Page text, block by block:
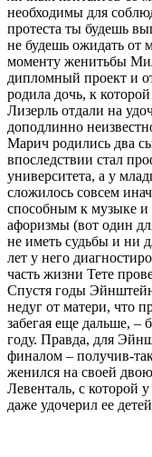
необходимы для
протеста ты будешь
не будешь ожидать от
моменту женитьбы
дипломный проект и
родила дочь, к
Лизерль отдали на
доподлинно
Марич родились два
впоследствии стал
университета, а у
сложилось совсем
способным к музыке и
афоризмы (вот один
не иметь судьбы и ни
лет у него
часть жизни Тете
Спустя годы
недуг от матери, что
забегая еще дальше, –
году. Правда, для
финалом – получив-
женился на своей
Левенталь, с которой
даже удочерил ее